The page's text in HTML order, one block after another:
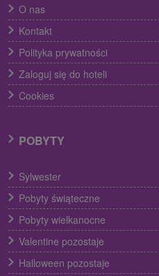
O nas
Kontakt
Polityka prywatności
Zaloguj się do hoteli
Cookies
POBYTY
Sylwester
Pobyty świąteczne
Pobyty wielkanocne
Valentine pozostaje
Halloween pozostaje